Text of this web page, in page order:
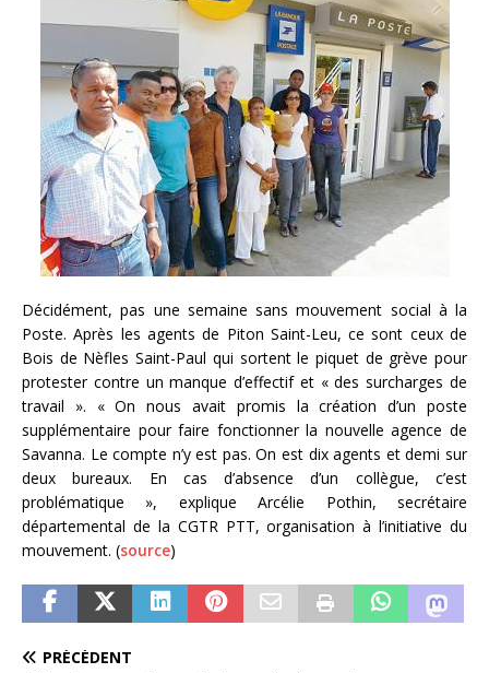
Décidément, pas une semaine sans mouvement social à la
Poste. Après les agents de Piton Saint-Leu, ce sont ceux de
Bois de Nèfles Saint-Paul qui sortent le piquet de grève pour
protester contre un manque d’effectif et « des surcharges de
travail ». « On nous avait promis la création d’un poste
supplémentaire pour faire fonctionner la nouvelle agence de
Savanna. Le compte n’y est pas. On est dix agents et demi sur
deux bureaux. En cas d’absence d’un collègue, c’est
problématique », explique Arcélie Pothin, secrétaire
départemental de la CGTR PTT, organisation à l’initiative du
mouvement. (source)
PRÉCÉDENT